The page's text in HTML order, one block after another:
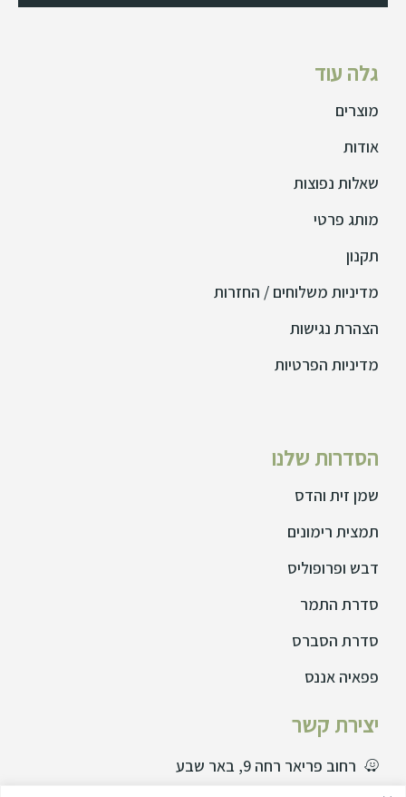
יצירת קשר
רחוב פריאר רחה 9, באר שבע
הסדרות שלנו
שמן זית והדס
תמצית רימונים
דבש ופרופוליס
סדרת התמר
סדרת הסברס
פפאיה אננס
גלה עוד
מוצרים
אודות
שאלות נפוצות
מותג פרטי
תקנון
מדיניות משלוחים / החזרות
הצהרת נגישות
מדיניות הפרטיות